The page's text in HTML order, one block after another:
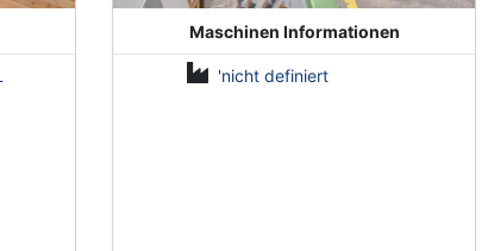
Maschinen Informationen
'nicht definiert